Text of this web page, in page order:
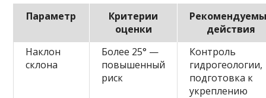
Параметр
Критерии
оценки
действия
Наклон
склона
Более 25° —
повышенный
риск
Контроль
гидрогеологии,
подготовка к
укреплению